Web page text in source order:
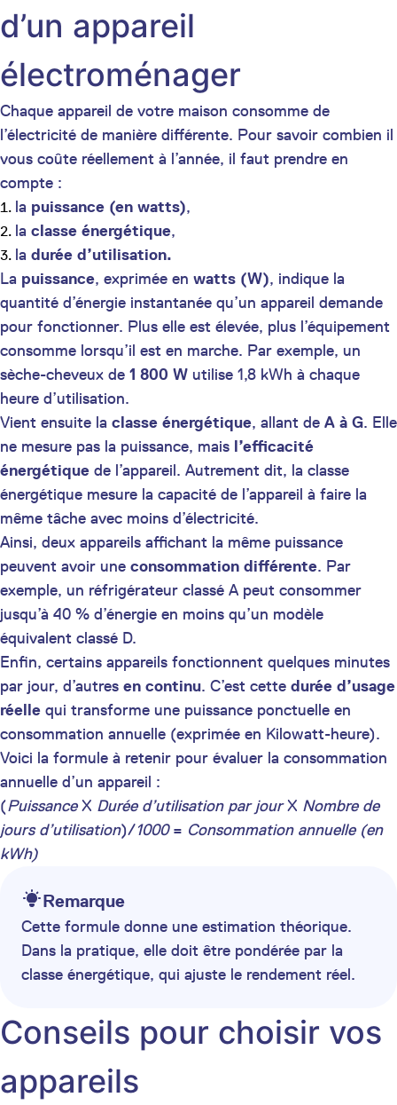
d’un appareil
électroménager
Chaque appareil de votre maison consomme de
l’électricité de manière différente. Pour savoir combien il
vous coûte réellement à l’année, il faut prendre en
compte :
la puissance (en watts),
la classe énergétique,
la durée d’utilisation.
La puissance, exprimée en watts (W), indique la
quantité d’énergie instantanée qu’un appareil demande
pour fonctionner. Plus elle est élevée, plus l’équipement
consomme lorsqu’il est en marche. Par exemple, un
sèche-cheveux de 1 800 W utilise 1,8 kWh à chaque
heure d’utilisation.
Vient ensuite la classe énergétique, allant de A à G. Elle
ne mesure pas la puissance, mais l’efficacité
énergétique de l’appareil. Autrement dit, la classe
énergétique mesure la capacité de l’appareil à faire la
même tâche avec moins d’électricité.
Ainsi, deux appareils affichant la même puissance
peuvent avoir une consommation différente. Par
exemple, un réfrigérateur classé A peut consommer
jusqu’à 40 % d’énergie en moins qu’un modèle
équivalent classé D.
Enfin, certains appareils fonctionnent quelques minutes
par jour, d’autres en continu. C’est cette durée d’usage
réelle qui transforme une puissance ponctuelle en
consommation annuelle (exprimée en Kilowatt-heure).
Voici la formule à retenir pour évaluer la consommation
annuelle d’un appareil :
(PuissanceX Durée d’utilisation par jourX Nombre de
jours d’utilisation)/1000= Consommation annuelle (en
kWh)
Remarque
Cette formule donne une estimation théorique.
Dans la pratique, elle doit être pondérée par la
classe énergétique, qui ajuste le rendement réel.
Conseils pour choisir vos
appareils